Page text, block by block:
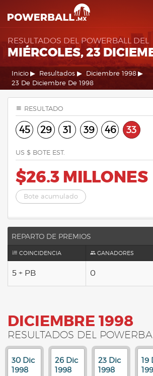
RESULTADOS DEL POWERBALL DEL
MIÉRCOLES, 23
Inicio Resultados
Diciembre 1998
23 De Diciembre De 1998
RESULTADO
45 29 31 39 46 33
US $ BOTE EST.
$26.3 MILLONES
Bote acumulado
REPARTO DE PREMIOS
COINCIDENCIA GANADORES
5 + PB 0
DICIEMBRE 1998
RESULTADOS DEL
30 Dic
1998
26 Dic
1998
23 Dic
1998
19